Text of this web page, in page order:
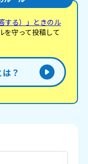
する）」ときのル
を守って投稿して
？